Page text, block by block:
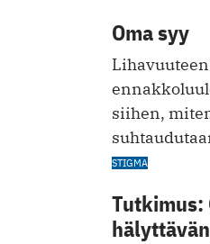
Oma syy
siihen,
STIGMA